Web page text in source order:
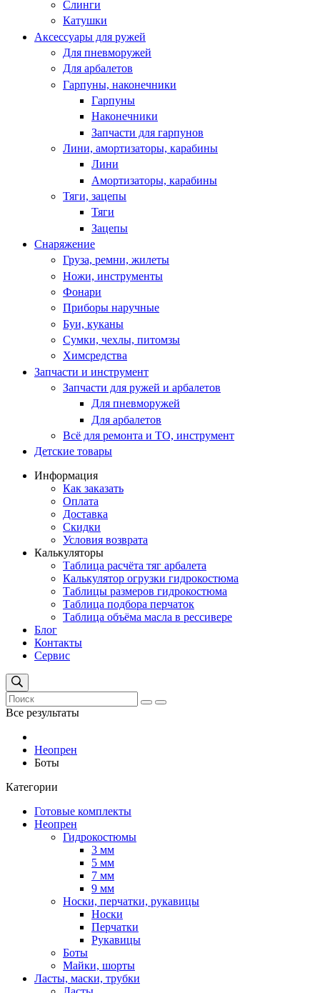
Слинги
Катушки
Аксессуары для ружей
Для пневморужей
Для арбалетов
Гарпуны, наконечники
Гарпуны
Наконечники
Запчасти для гарпунов
Лини, амортизаторы, карабины
Лини
Амортизаторы, карабины
Тяги, зацепы
Тяги
Зацепы
Снаряжение
Груза, ремни, жилеты
Ножи, инструменты
Фонари
Приборы наручные
Буи, куканы
Сумки, чехлы, питомзы
Химсредства
Запчасти и инструмент
Запчасти для ружей и арбалетов
Для пневморужей
Для арбалетов
Всё для ремонта и ТО, инструмент
Детские товары
Информация
Как заказать
Оплата
Доставка
Скидки
Условия возврата
Калькуляторы
Таблица расчёта тяг арбалета
Калькулятор огрузки гидрокостюма
Таблицы размеров гидрокостюма
Таблица подбора перчаток
Таблица объёма масла в рессивере
Блог
Контакты
Сервис
Все результаты
Неопрен
Боты
Категории
Готовые комплекты
Неопрен
Гидрокостюмы
3 мм
5 мм
7 мм
9 мм
Носки, перчатки, рукавицы
Носки
Перчатки
Рукавицы
Боты
Майки, шорты
Ласты, маски, трубки